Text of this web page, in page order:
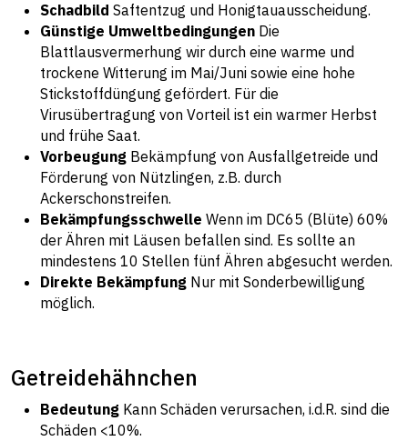
Schadbild Saftentzug und Honigtauausscheidung.
Günstige Umweltbedingungen Die
Blattlausvermerhung wir durch eine warme und
trockene Witterung im Mai/Juni sowie eine hohe
Stickstoffdüngung gefördert. Für die
Virusübertragung von Vorteil ist ein warmer Herbst
und frühe Saat.
Vorbeugung Bekämpfung von Ausfallgetreide und
Förderung von Nützlingen, z.B. durch
Ackerschonstreifen.
Bekämpfungsschwelle Wenn im DC65 (Blüte) 60%
der Ähren mit Läusen befallen sind. Es sollte an
mindestens 10 Stellen fünf Ähren abgesucht werden.
Direkte Bekämpfung Nur mit Sonderbewilligung
möglich.
Getreidehähnchen
Bedeutung Kann Schäden verursachen, i.d.R. sind die
Schäden <10%.